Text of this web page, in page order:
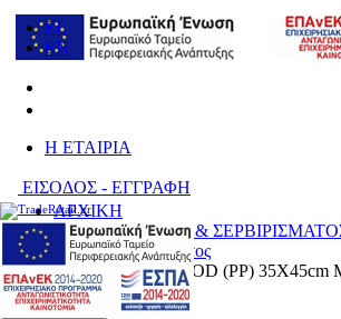
EL
EN
H ΕΤΑΙΡΙΑ
ΕΙΣΟΔΟΣ - ΕΓΓΡΑΦΗ
ΑΡΧΙΚΗ
ΕΙΔΗ ΚΟΥΖΙΝΑΣ &
Δίσκοι Σερβιρίσματος
ΔΙΣΚΟΣ FAST FOOD (PP)